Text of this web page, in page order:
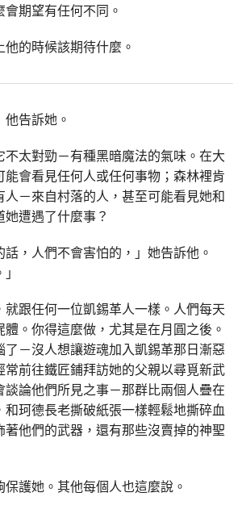
期望有任何不同。
的時候該期待什麼。
他告訴她。
太對勁－有種黑暗魔法的氣味。在大
會看見任何人或任何事物；森林裡肯
人－來自村落的人，甚至可能看見她和
遭遇了什麼事？
話，人們不會害怕的，」她告訴他。
」
跟任何一位凱錫革人一樣。人們每天
。你得這麼做，尤其是在月圓之後。
了－沒人想讓遊魂加入凱錫革那日漸惡
常前往鐵匠鋪拜訪她的父親以尋覓新武
論他們所見之事－那群比兩個人疊在
珂德長老撕破紙張一樣輕鬆地撕碎血
著他們的武器，還有那些沒賣掉的神聖
護她。其他每個人也這麼說。